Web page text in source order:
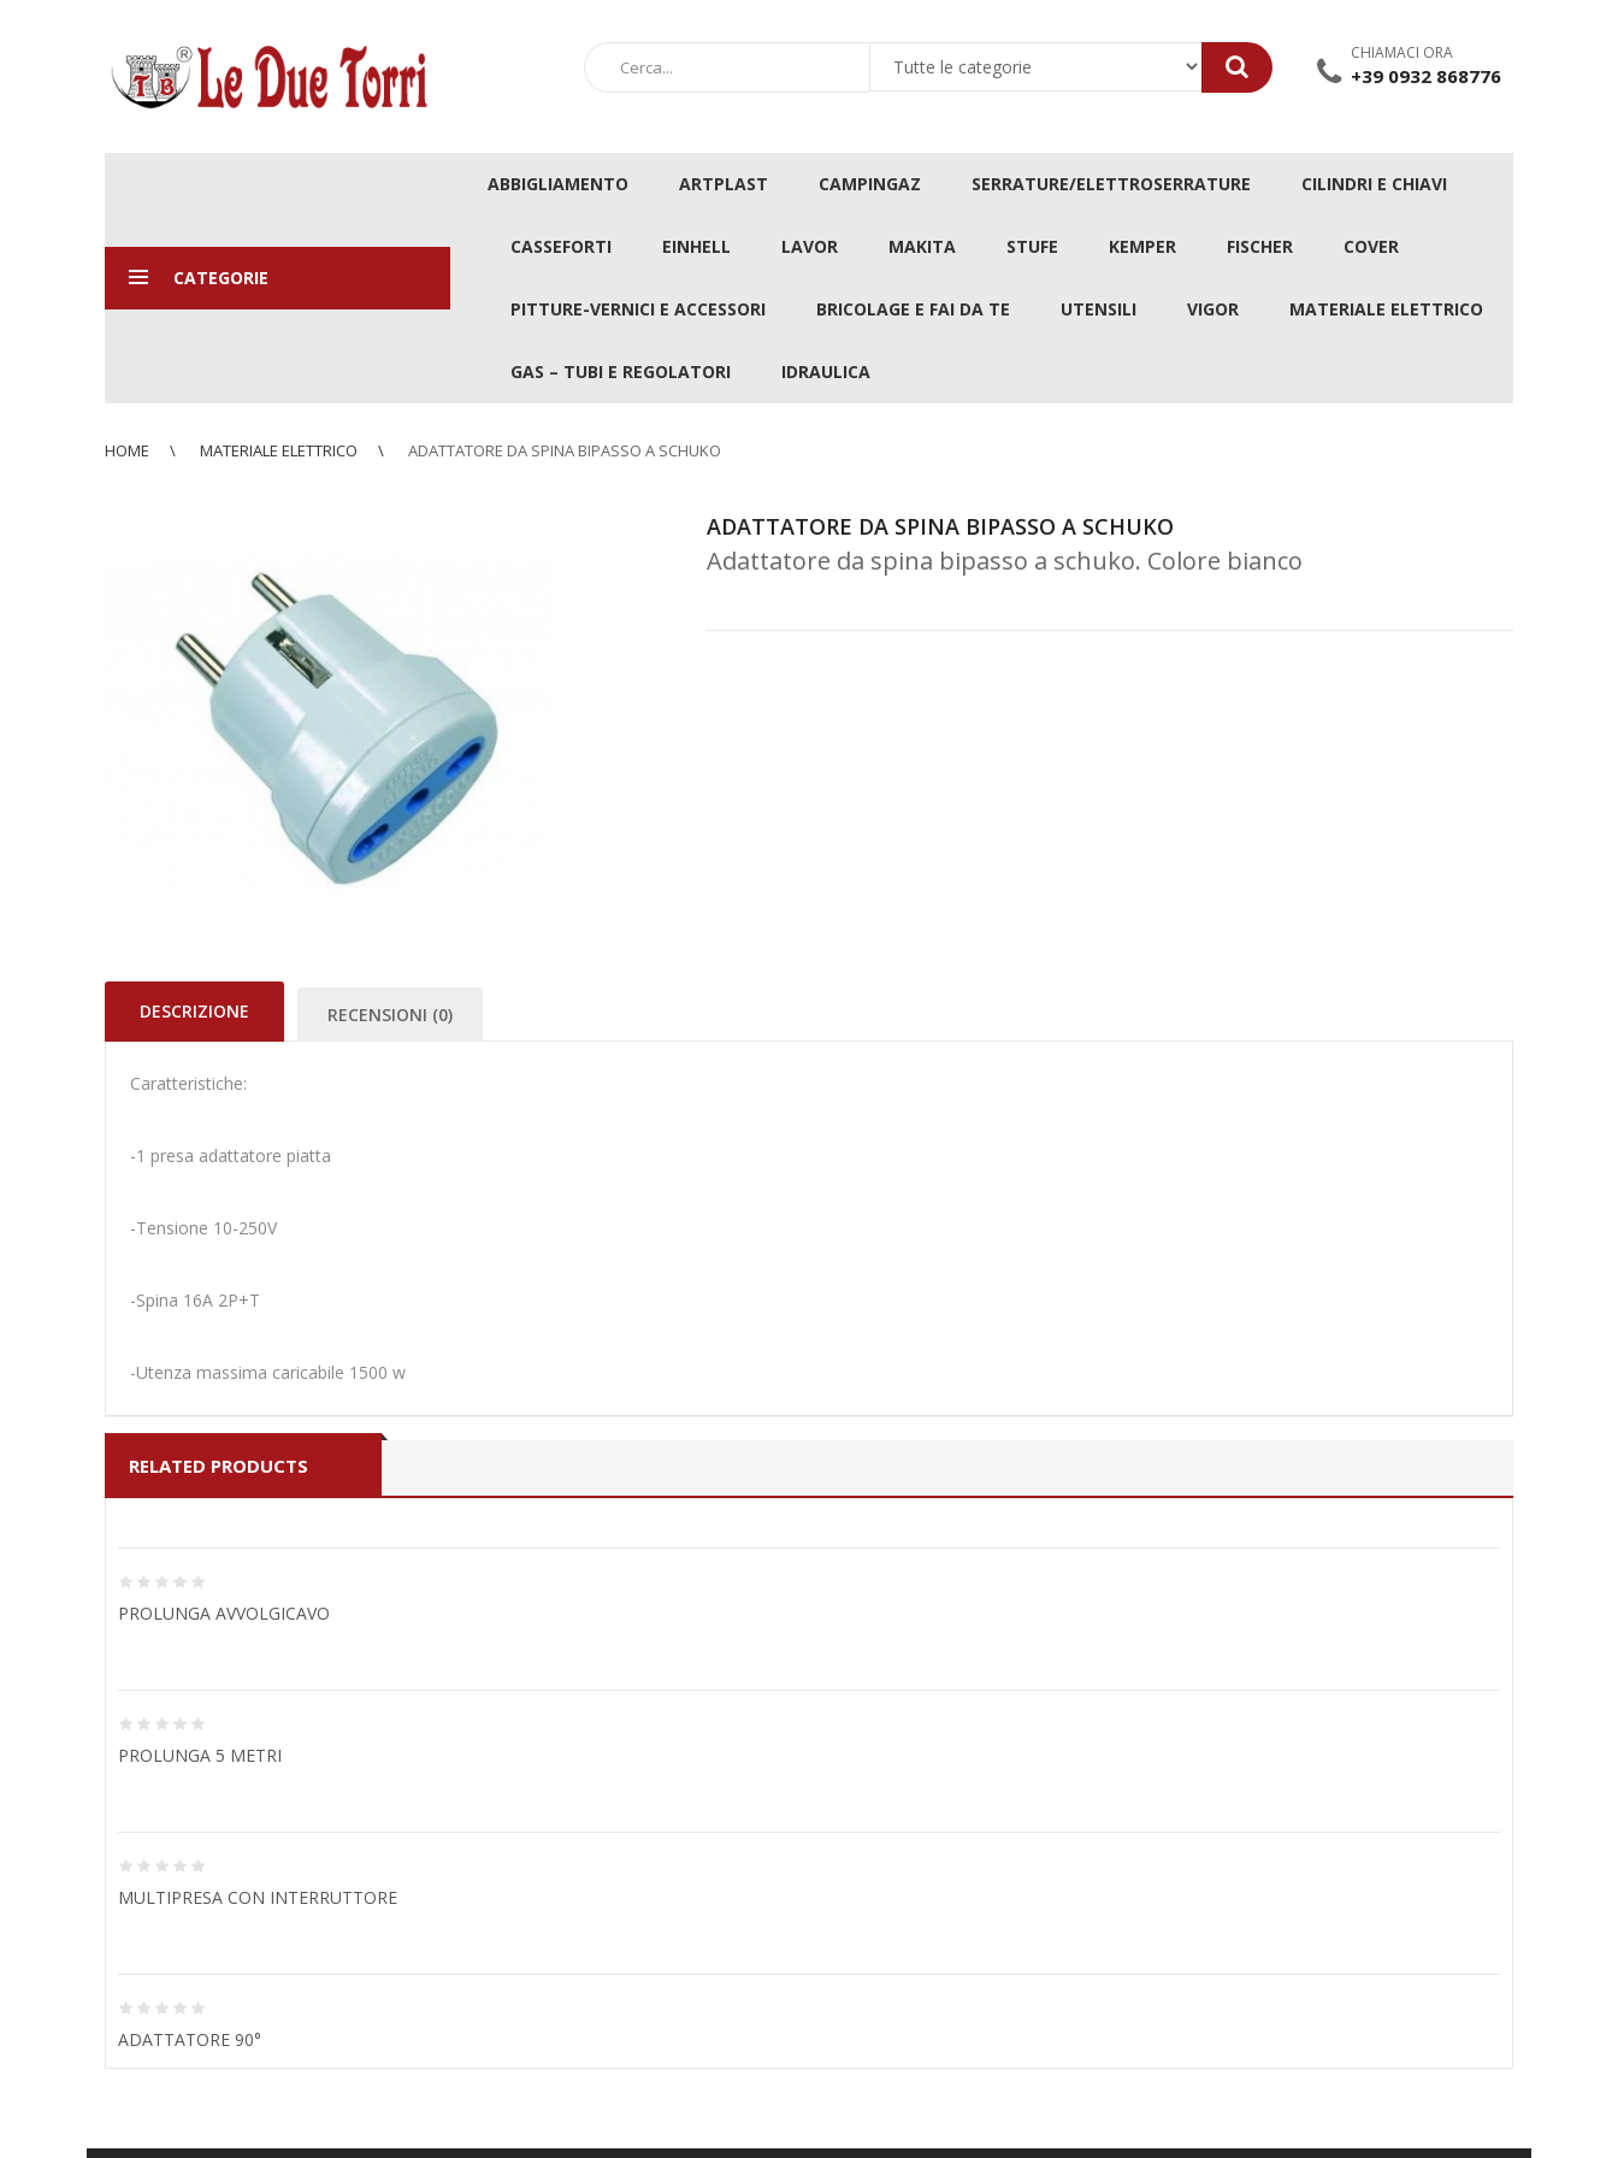
CHIAMACI ORA
+39 0932 868776
CATEGORIE
ABBIGLIAMENTO ARTPLAST CAMPINGAZ SERRATURE/ELETTROSERRATURE CILINDRI E CHIAVI
CASSEFORTI EINHELL LAVOR MAKITA STUFE KEMPER FISCHER COVER
PITTURE-VERNICI E ACCESSORI BRICOLAGE E FAI DA TE UTENSILI VIGOR MATERIALE ELETTRICO
GAS – TUBI E REGOLATORI IDRAULICA
HOME MATERIALE ELETTRICO ADATTATORE DA SPINA BIPASSO A SCHUKO
ADATTATORE DA SPINA BIPASSO A SCHUKO
Adattatore da spina bipasso a schuko. Colore bianco
DESCRIZIONE RECENSIONI (0)
Caratteristiche:
-1 presa adattatore piatta
-Tensione 10-250V
-Spina 16A 2P+T
-Utenza massima caricabile 1500 w
RELATED PRODUCTS
PROLUNGA AVVOLGICAVO
PROLUNGA 5 METRI
MULTIPRESA CON INTERRUTTORE
ADATTATORE 90°